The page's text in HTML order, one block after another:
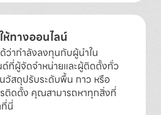
ห้ทางออนไลน์
ว่ากำลังลงทุนกับผู้นำใน
ที่ผู้จัดจำหน่ายและผู้ติดตั้งทั่ว
นวัสดุปรับระดับพื้น กาว หรือ
ดตั้ง คุณสามารถหาทุกสิ่งที่
นี่